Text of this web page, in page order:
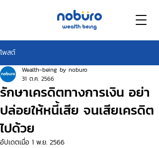
โพสต์
รักษาเครดิตทางการเงิน อย่า
ปล่อยให้หนี้เสีย จนเสียเครดิต
ไปด้วย
Wealth-being by noburo
31 ต.ค. 2566
อัปเดตเมื่อ 1 พ.ย. 2566